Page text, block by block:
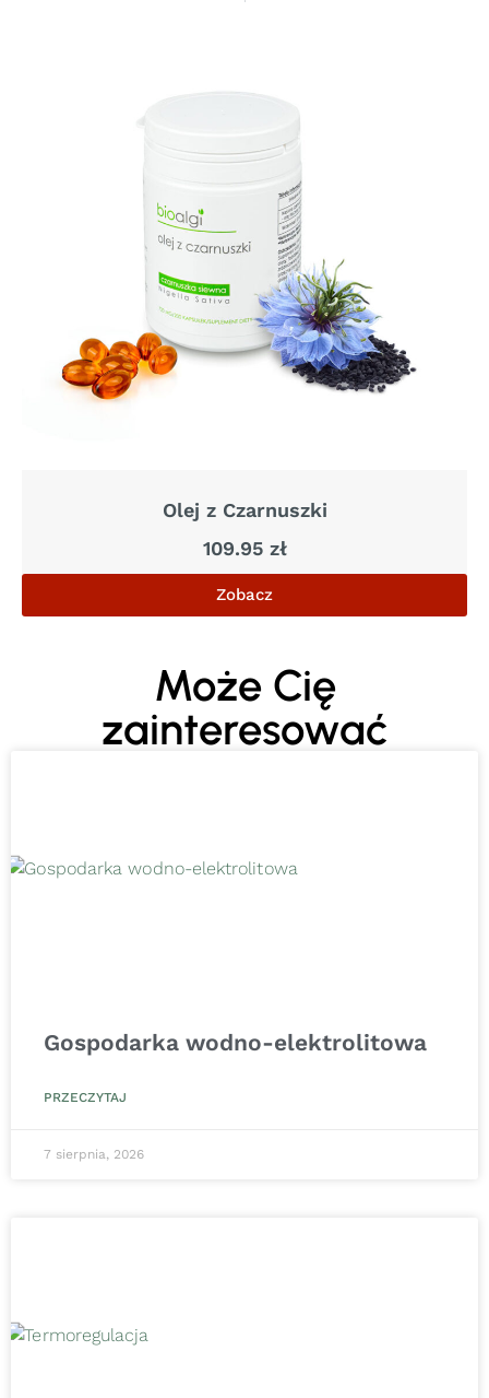
Olej z Czarnuszki
109.95 zł
Zobacz
Może Cię
zainteresować
Gospodarka wodno-elektrolitowa
PRZECZYTAJ
7 sierpnia, 2026